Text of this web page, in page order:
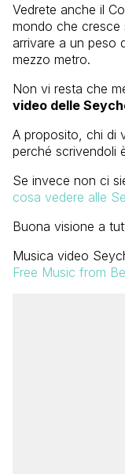
Vedrete anche il
mondo che cresce
arrivare a un peso
mezzo metro.
Non vi resta che
video delle
A proposito, chi di
perché scrivendoli
Se invece non ci
cosa vedere alle
Buona visione a
Musica video
Free Music from